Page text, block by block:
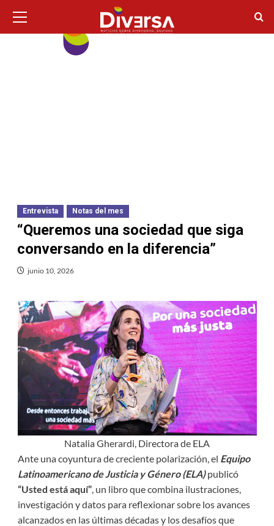
contenido
principal
Entrevista Notas del mes
“Queremos una sociedad que siga
conversando en la diferencia”
junio 10, 2026
Natalia Gherardi, Directora de ELA
Ante una coyuntura de creciente polarización, el Equipo
Latinoamericano de Justicia y Género (ELA)publicó
“Usted está aquí”, un libro que combina ilustraciones,
investigación y datos para reflexionar sobre los avances
alcanzados en las últimas décadas y los desafíos que